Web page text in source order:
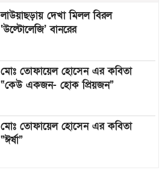
লাউয়াছড়ায় দেখা মিলল বিরল
‘উল্টোলেজি’ বানরের
মোঃ তোফায়েল হোসেন এর কবিতা
“কেউ একজন- হোক প্রিয়জন”
মোঃ তোফায়েল হোসেন এর কবিতা
“ঈর্ষা”